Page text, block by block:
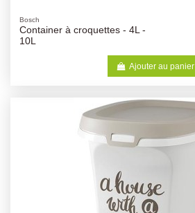
Bosch
Container à croquettes - 4L -
10L
Ajouter au panier